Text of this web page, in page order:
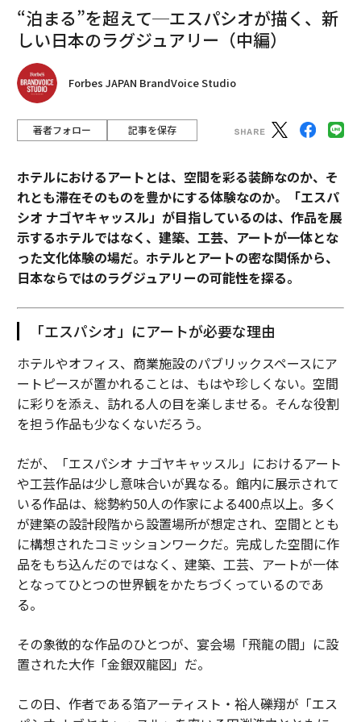
“泊まる”を超えて─エスパシオが描く、新
しい日本のラグジュアリー（中編）
Forbes JAPAN BrandVoice Studio
著者フォロー 記事を保存
ホテルにおけるアートとは、空間を彩る装飾なのか、そ
れとも滞在そのものを豊かにする体験なのか。「エスパ
シオ ナゴヤキャッスル」が目指しているのは、作品を展
示するホテルではなく、建築、工芸、アートが一体とな
った文化体験の場だ。ホテルとアートの密な関係から、
日本ならではのラグジュアリーの可能性を探る。
「エスパシオ」にアートが必要な理由
ホテルやオフィス、商業施設のパブリックスペースにア
ートピースが置かれることは、もはや珍しくない。空間
に彩りを添え、訪れる人の目を楽しませる。そんな役割
を担う作品も少なくないだろう。
だが、「エスパシオ ナゴヤキャッスル」におけるアート
や工芸作品は少し意味合いが異なる。館内に展示されて
いる作品は、総勢約50人の作家による400点以上。多く
が建築の設計段階から設置場所が想定され、空間ととも
に構想されたコミッションワークだ。完成した空間に作
品をもち込んだのではなく、建築、工芸、アートが一体
となってひとつの世界観をかたちづくっているのであ
る。
その象徴的な作品のひとつが、宴会場「飛龍の間」に設
置された大作「金銀双龍図」だ。
この日、作者である箔アーティスト・裕人礫翔が「エス